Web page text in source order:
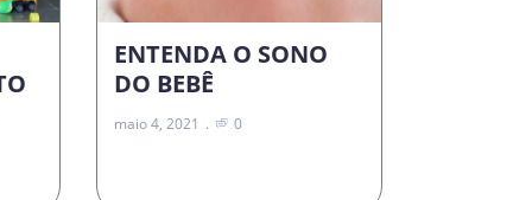
ENTENDA O SONO
DO BEBÊ
maio 4, 2021 0